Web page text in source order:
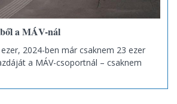
a MÁV-nál
2024-ben már csaknem 23 ezer
a MÁV-csoportnál – csaknem